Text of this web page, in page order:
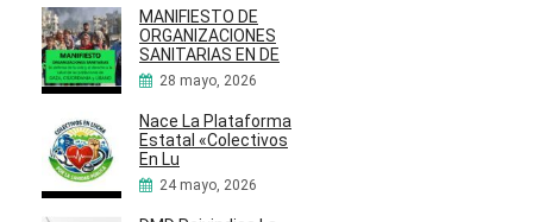
MANIFIESTO DE
ORGANIZACIONES
SANITARIAS EN DE
28 mayo, 2026
Nace La Plataforma
Estatal «Colectivos
En Lu
24 mayo, 2026